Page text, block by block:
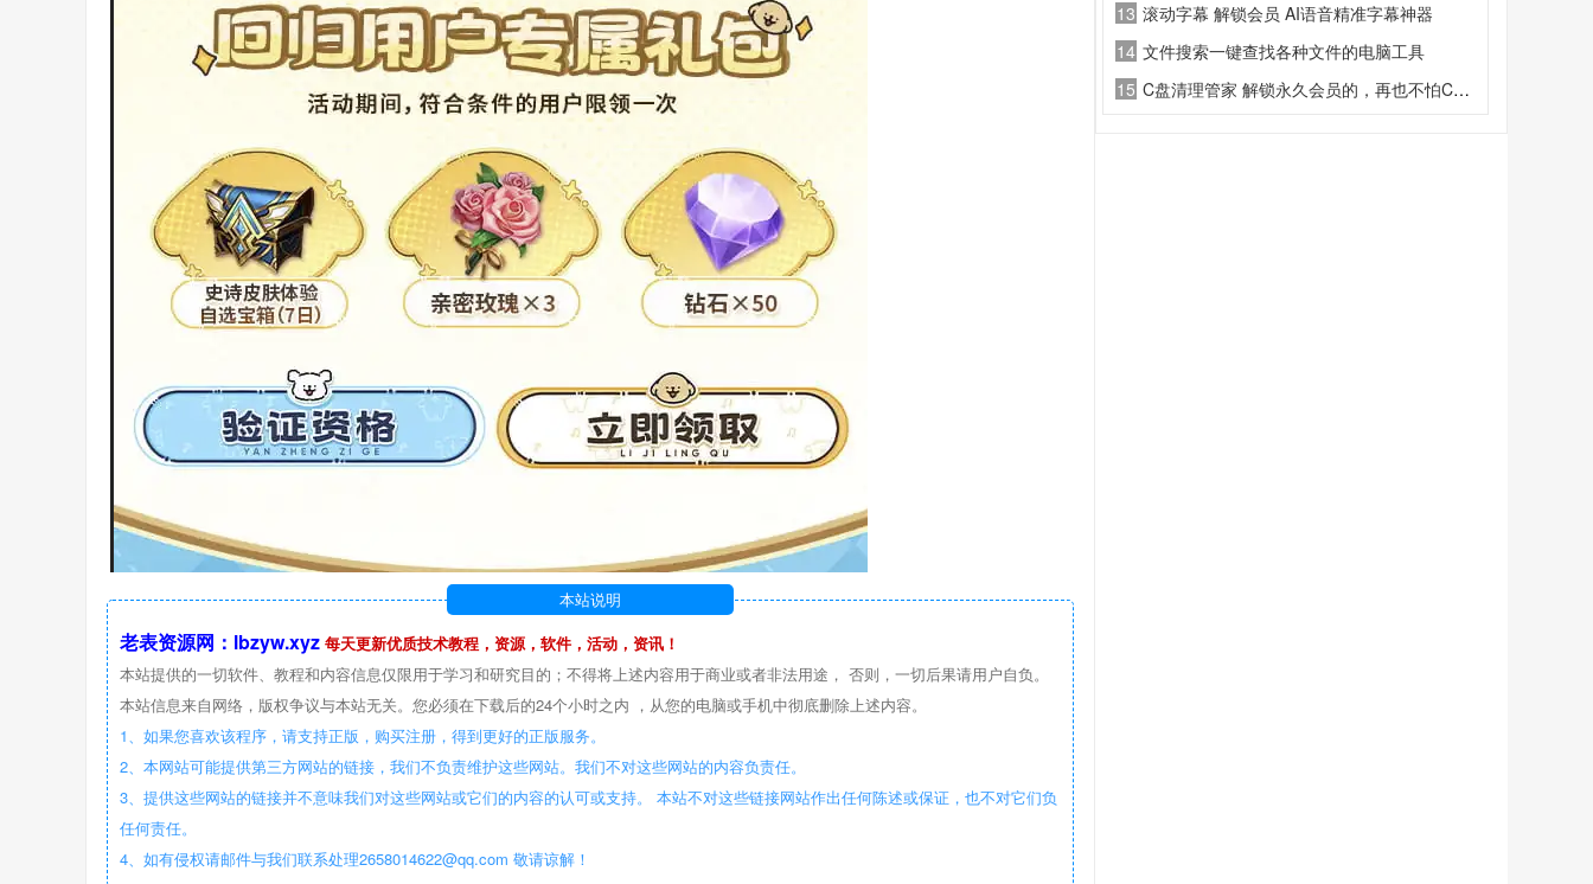
本站说明
老表资源网：lbzyw.xyz 每天更新优质技术教程，资源，软件，活动，资讯！
本站提供的一切软件、教程和内容信息仅限用于学习和研究目的；不得将上述内容用于商业或者非法用途， 否则，一切后果请用户自负。
本站信息来自网络，版权争议与本站无关。您必须在下载后的24个小时之内 ，从您的电脑或手机中彻底删除上述内容。
1、如果您喜欢该程序，请支持正版，购买注册，得到更好的正版服务。
2、本网站可能提供第三方网站的链接，我们不负责维护这些网站。我们不对这些网站的内容负责任。
3、提供这些网站的链接并不意味我们对这些网站或它们的内容的认可或支持。 本站不对这些链接网站作出任何陈述或保证，也不对它们负
任何责任。
4、如有侵权请邮件与我们联系处理2658014622@qq.com 敬请谅解！
13 滚动字幕 解锁会员 AI语音精准字幕神器
14 文件搜索一键查找各种文件的电脑工具
15 C盘清理管家 解锁永久会员的，再也不怕C盘爆红了一件式清理